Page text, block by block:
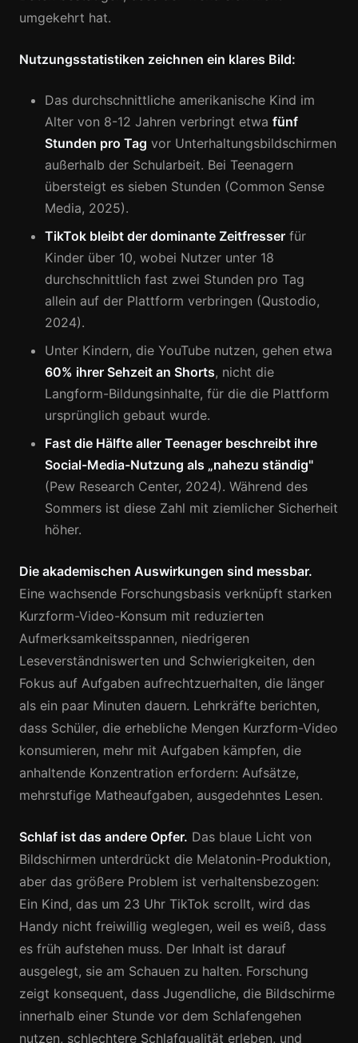
umgekehrt hat.
Nutzungsstatistiken zeichnen ein klares Bild:
Das durchschnittliche amerikanische Kind im
Alter von 8-12 Jahren verbringt etwa fünf
Stunden pro Tag vor Unterhaltungsbildschirmen
außerhalb der Schularbeit. Bei Teenagern
übersteigt es sieben Stunden (Common Sense
Media, 2025).
TikTok bleibt der dominante Zeitfresser für
Kinder über 10, wobei Nutzer unter 18
durchschnittlich fast zwei Stunden pro Tag
allein auf der Plattform verbringen (Qustodio,
2024).
Unter Kindern, die YouTube nutzen, gehen etwa
60% ihrer Sehzeit an Shorts, nicht die
Langform-Bildungsinhalte, für die die Plattform
ursprünglich gebaut wurde.
Fast die Hälfte aller Teenager beschreibt ihre
Social-Media-Nutzung als „nahezu ständig"
(Pew Research Center, 2024). Während des
Sommers ist diese Zahl mit ziemlicher Sicherheit
höher.
Die akademischen Auswirkungen sind messbar.
Eine wachsende Forschungsbasis verknüpft starken
Kurzform-Video-Konsum mit reduzierten
Aufmerksamkeitsspannen, niedrigeren
Leseverständniswerten und Schwierigkeiten, den
Fokus auf Aufgaben aufrechtzuerhalten, die länger
als ein paar Minuten dauern. Lehrkräfte berichten,
dass Schüler, die erhebliche Mengen Kurzform-Video
konsumieren, mehr mit Aufgaben kämpfen, die
anhaltende Konzentration erfordern: Aufsätze,
mehrstufige Matheaufgaben, ausgedehntes Lesen.
Schlaf ist das andere Opfer. Das blaue Licht von
Bildschirmen unterdrückt die Melatonin-Produktion,
aber das größere Problem ist verhaltensbezogen:
Ein Kind, das um 23 Uhr TikTok scrollt, wird das
Handy nicht freiwillig weglegen, weil es weiß, dass
es früh aufstehen muss. Der Inhalt ist darauf
ausgelegt, sie am Schauen zu halten. Forschung
zeigt konsequent, dass Jugendliche, die Bildschirme
innerhalb einer Stunde vor dem Schlafengehen
nutzen, schlechtere Schlafqualität erleben, und